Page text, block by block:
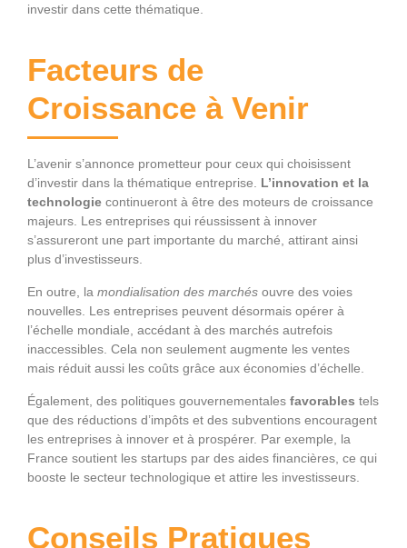
investir dans cette thématique.
Facteurs de
Croissance à Venir
L’avenir s’annonce prometteur pour ceux qui choisissent
d’investir dans la thématique entreprise. L’innovation et la
technologie continueront à être des moteurs de croissance
majeurs. Les entreprises qui réussissent à innover
s’assureront une part importante du marché, attirant ainsi
plus d’investisseurs.
En outre, la mondialisation des marchés ouvre des voies
nouvelles. Les entreprises peuvent désormais opérer à
l’échelle mondiale, accédant à des marchés autrefois
inaccessibles. Cela non seulement augmente les ventes
mais réduit aussi les coûts grâce aux économies d’échelle.
Également, des politiques gouvernementales favorables tels
que des réductions d’impôts et des subventions encouragent
les entreprises à innover et à prospérer. Par exemple, la
France soutient les startups par des aides financières, ce qui
booste le secteur technologique et attire les investisseurs.
Conseils Pratiques